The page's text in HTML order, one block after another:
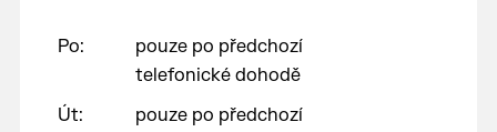
Po:
pouze po předchozí
telefonické dohodě
Út:
pouze po předchozí